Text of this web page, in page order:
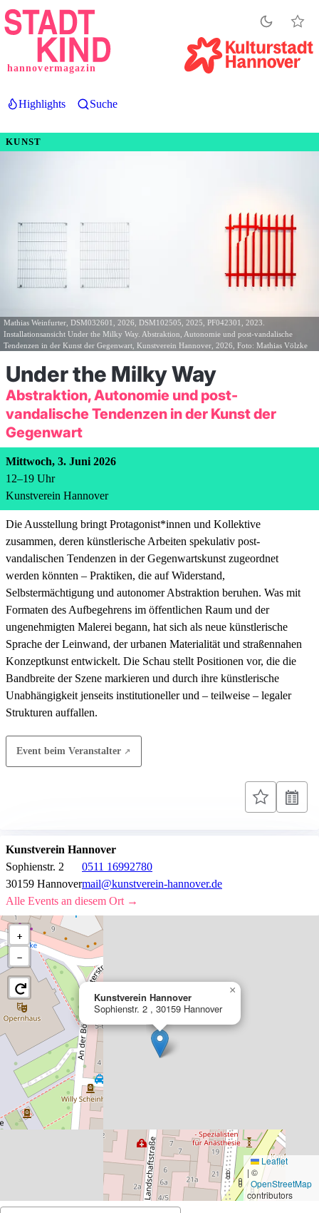
Direkt
zum
hannovermagazin
Highlights Suche
KUNST
Mathias Weinfurter, DSM032601, 2026, DSM102505, 2025, PF042301, 2023.
Installationsansicht Under the Milky Way. Abstraktion, Autonomie und post-vandalische
Tendenzen in der Kunst der Gegenwart, Kunstverein Hannover, 2026, Foto: Mathias Völzke
Under the Milky Way
Abstraktion, Autonomie und post-
vandalische Tendenzen in der Kunst der
Gegenwart
Mittwoch, 3. Juni 2026
12–19 Uhr
Kunstverein Hannover
Die Ausstellung bringt Protagonist*innen und Kollektive
zusammen, deren künstlerische Arbeiten spekulativ post-
vandalischen Tendenzen in der Gegenwartskunst zugeordnet
werden könnten – Praktiken, die auf Widerstand,
Selbstermächtigung und autonomer Abstraktion beruhen. Was mit
Formaten des Aufbegehrens im öffentlichen Raum und der
ungenehmigten Malerei begann, hat sich als neue künstlerische
Sprache der Leinwand, der urbanen Materialität und straßennahen
Konzeptkunst entwickelt. Die Schau stellt Positionen vor, die die
Bandbreite der Szene markieren und durch ihre künstlerische
Unabhängigkeit jenseits institutioneller und – teilweise – legaler
Strukturen auffallen.
Event beim Veranstalter
Kunstverein Hannover
Sophienstr. 2
30159 Hannover
0511 16992780
mail@kunstverein-hannover.de
Alle Events an diesem Ort →
Kunstverein Hannover
Sophienstr. 2 , 30159 Hannover
×
+
−
Leaflet
| ©
OpenStreetMap
contributors